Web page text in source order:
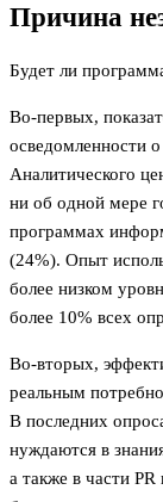
Причина
Будет ли
Во-первых,
осведомленности
Аналитического
ни об одной мере
программах
(24%). Опыт
более низком
более 10% всех
Во-вторых,
реальным
В последних
нуждаются в
а также в части